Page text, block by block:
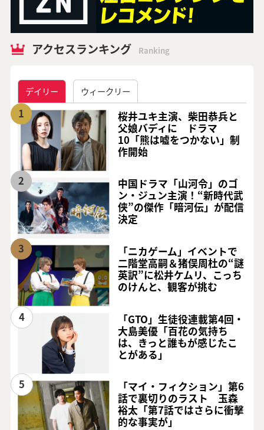
アクセスランキング Ranking
デイリー ウィークリー
1
桜井ユキ主演、柴田恭兵と
父娘バディに ドラマ
10「熊は嘘をつかない」制
作開始
2
中国ドラマ「山河令」のゴ
ン・ジュン主演！“新時代武
侠”の傑作「暗河伝」が配信
決定
3
「ニカゲーム」イベントで
二階堂高嗣＆猪俣周杜の“謎
英訳”に松井ケムリ、こっち
のけんと、観客が挑む
4
「GTO」生徒役連載第4回・
大島美優「百花の気持ち
は、きっと誰もが感じたこ
とがある」
5
「マイ・フィクション」第6
話で裏切りのラスト 玉森
裕太「第7話ではさらに衝撃
的な事実が」